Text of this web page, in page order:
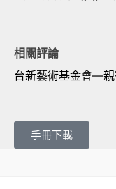
相關評論
台新藝術基金會—
手冊下載